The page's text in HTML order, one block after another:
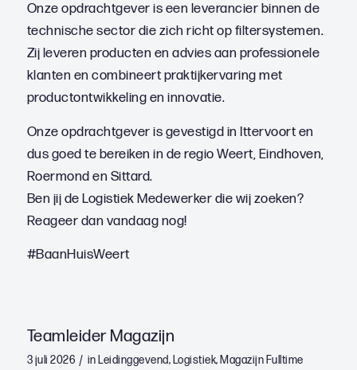
Onze opdrachtgever is een leverancier binnen de
technische sector die zich richt op filtersystemen.
Zij leveren producten en advies aan professionele
klanten en combineert praktijkervaring met
productontwikkeling en innovatie.
Onze opdrachtgever is gevestigd in Ittervoort en
dus goed te bereiken in de regio Weert, Eindhoven,
Roermond en Sittard.
Ben jij de Logistiek Medewerker die wij zoeken?
Reageer dan vandaag nog!
#BaanHuisWeert
Teamleider Magazijn
3 juli 2026 / in Leidinggevend, Logistiek, Magazijn Fulltime